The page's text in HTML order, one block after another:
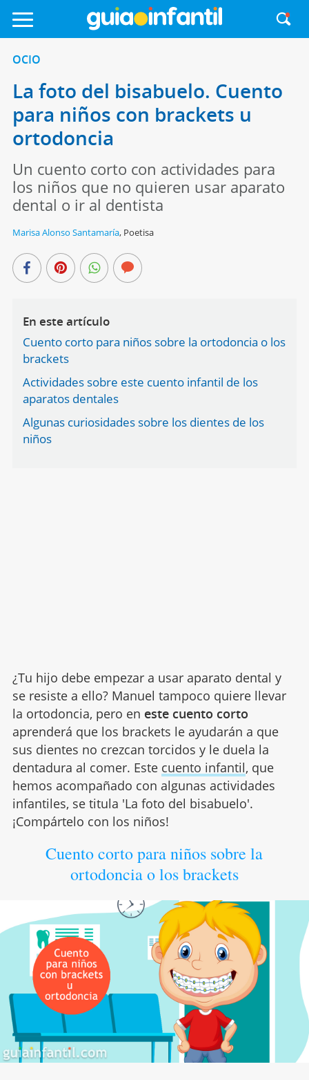
OCIO
La foto del bisabuelo. Cuento
para niños con brackets u
ortodoncia
Un cuento corto con actividades para
los niños que no quieren usar aparato
dental o ir al dentista
Marisa Alonso Santamaría, Poetisa
En este artículo
Cuento corto para niños sobre la ortodoncia o los
brackets
Actividades sobre este cuento infantil de los
aparatos dentales
Algunas curiosidades sobre los dientes de los
niños
¿Tu hijo debe empezar a usar aparato dental y
se resiste a ello? Manuel tampoco quiere llevar
la ortodoncia, pero en este cuento corto
aprenderá que los brackets le ayudarán a que
sus dientes no crezcan torcidos y le duela la
dentadura al comer. Este cuento infantil, que
hemos acompañado con algunas actividades
infantiles, se titula 'La foto del bisabuelo'.
¡Compártelo con los niños!
Cuento corto para niños sobre la
ortodoncia o los brackets